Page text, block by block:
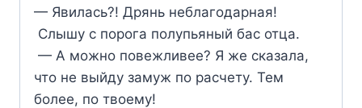
— Явилась?! Дрянь неблагодарная!
Слышу с порога полупьяный бас отца.
— А можно повежливее? Я же сказала,
что не выйду замуж по расчету. Тем
более, по твоему!